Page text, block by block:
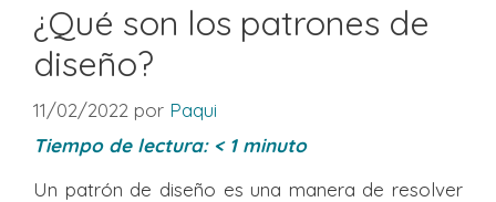
¿Qué son los patrones de
diseño?
11/02/2022 por Paqui
Tiempo de lectura: < 1 minuto
Un patrón de diseño es una manera de resolver